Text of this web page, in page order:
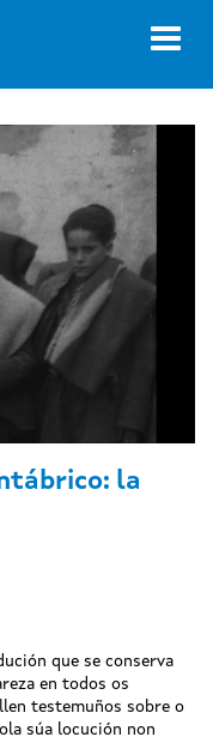
la
que se conserva
en todos os
testemuños sobre o
súa locución non